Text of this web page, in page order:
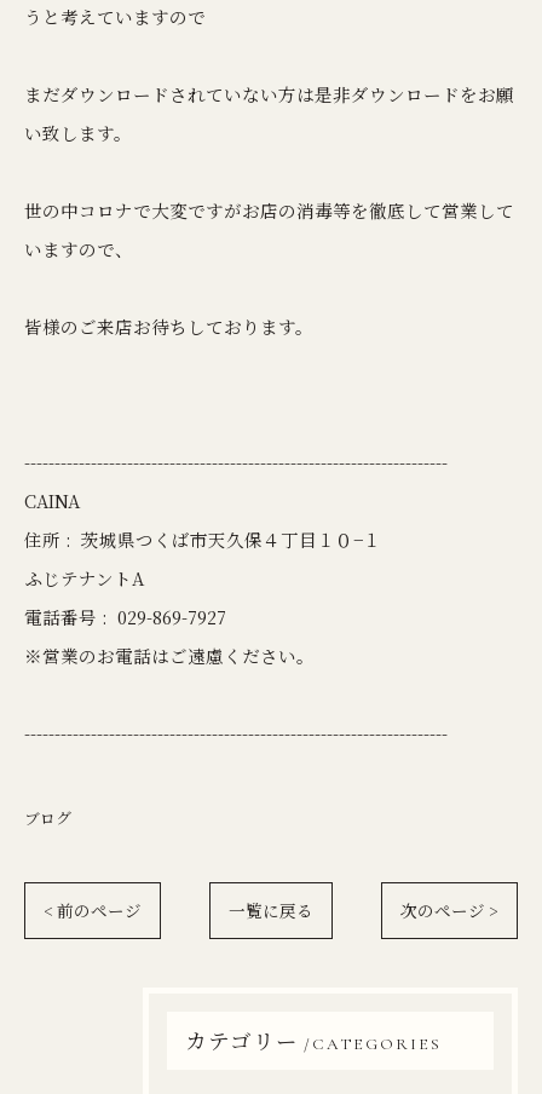
うと考えていますので
まだダウンロードされていない方は是非ダウンロードをお願
い致します。
世の中コロナで大変ですがお店の消毒等を徹底して営業して
いますので、
皆様のご来店お待ちしております。
----------------------------------------------------------------------
CAINA
住所 : 茨城県つくば市天久保４丁目１０−１
ふじテナントA
電話番号 : 029-869-7927
※営業のお電話はご遠慮ください。
----------------------------------------------------------------------
ブログ
< 前のページ 一覧に戻る 次のページ >
カテゴリー CATEGORIES